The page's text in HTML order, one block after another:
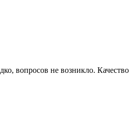
вопросов не возникло. Качество